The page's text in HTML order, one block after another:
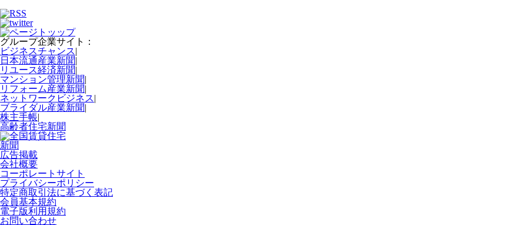
グループ企業サイト：
ビジネスチャンス|
日本流通産業新聞|
リユース経済新聞|
マンション管理新聞|
リフォーム産業新聞|
ネットワークビジネス|
ブライダル産業新聞|
株主手帳|
高齢者住宅新聞
広告掲載
会社概要
コーポレートサイト
プライバシーポリシー
特定商取引法に基づく表記
会員基本規約
電子版利用規約
お問い合わせ